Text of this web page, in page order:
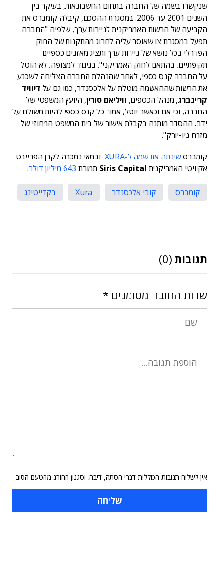
שנקשרו בשמה של החברה בתחום החשבונאות, בעיקר בין
השנים 2001 עד 2006. במסגרת ההסכם, קיבלה קומברס את
הקביעה של הרשות האמריקנית לניירות ערך, שלפיה "החברה
תפעל במסגרת צו שאוסר עליה לחרוג מהתקנות של החוק
הפדרלי בכל נושא של ניירות ערך ותציג מאזנים כספיים
תקופתיים, בהתאם לחוק האמריקני". בניגוד למצופה, לא הוטל
על החברה קנס כספי, לאחר שהנהלת החברה הצליחה לשכנע
את הרשות שההאשמה מוטלת על אלכסנדר, כמו גם על דיוויד
קריינברג, מנהל הכספים, וויליאם סורין, היועץ המשפטי של
החברה, וכי אם וכאשר יוטל, אמור כל קנס כספי להיות משולם על
ידם. ההסדר מותנה בקבלת אישור של בית המשפט המחוזי של
מזרח ניו-יורק".
קומברסשינתה את שמה ל-XURA
ובמאי נמכרה לקרן הפרייבט
אקוויטי האמריקנית Siris Capital תמורת 643 מיליון דולר .
קומברס קובי אלכסנדר Xura בקדייטינג
תגובות (0)
שדות החובה מסומנים *
אין לשלוח תגובות הכוללות דברי הסתה, דיבה, וסגנון החורג מהטעם הטוב